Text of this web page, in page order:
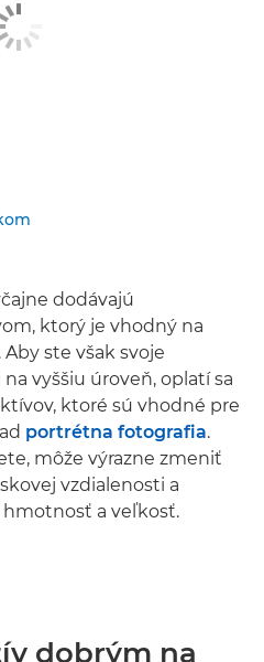
dodávajú
ktorý je vhodný na
ste však svoje
vyššiu úroveň, oplatí sa
ktoré sú vhodné pre
portrétna fotografia.
môže výrazne zmeniť
vzdialenosti a
a veľkosť.
dobrým na